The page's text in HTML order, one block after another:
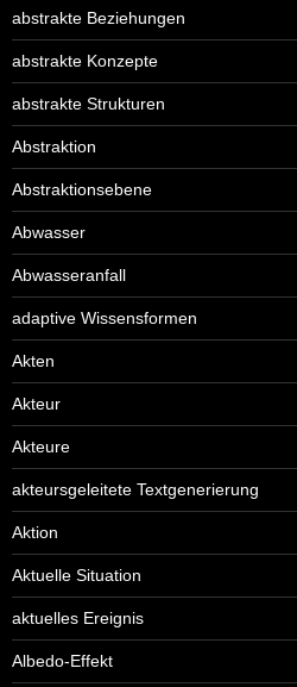
abstrakte Beziehungen
abstrakte Konzepte
abstrakte Strukturen
Abstraktion
Abstraktionsebene
Abwasser
Abwasseranfall
adaptive Wissensformen
Akten
Akteur
Akteure
akteursgeleitete Textgenerierung
Aktion
Aktuelle Situation
aktuelles Ereignis
Albedo-Effekt